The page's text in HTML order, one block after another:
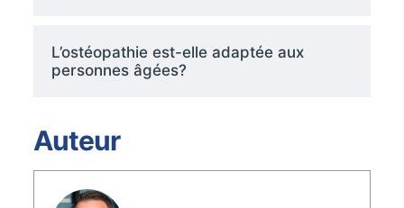
L’ostéopathie est-elle adaptée aux
personnes âgées?
Auteur